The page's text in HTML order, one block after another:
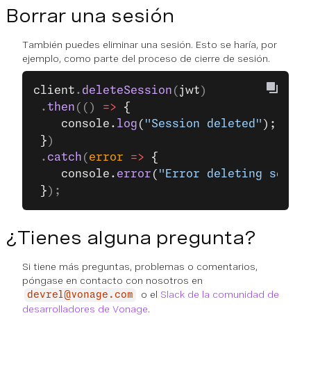
Borrar una sesión
También puedes eliminar una sesión. Esto se haría, por
ejemplo, como parte del proceso de cierre de sesión.
client . deleteSession ( jwt )
.then (() => {
    console.
log ( "Session deleted" );
} )
. catch ( error => {
    console.
error ( "Error deleting
} );
¿Tienes alguna pregunta?
Si tiene más preguntas, problemas o comentarios,
póngase en contacto con nosotros en
devrel@vonage.com o el Slack de la comunidad de
desarrolladores de Vonage.